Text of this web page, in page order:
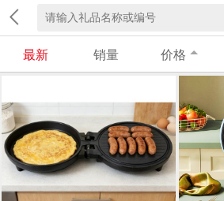
最新 销量 价格